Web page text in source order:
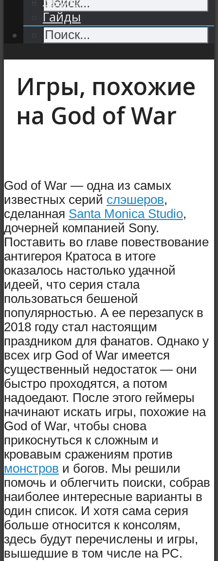
Гайды
Игры, похожие
на God of War
God of War — одна из самых
известных серий слэшеров,
сделанная Santa Monica Studio,
дочерней компанией Sony.
Поставить во главе повествование
антигероя Кратоса в итоге
оказалось настолько удачной
идеей, что серия стала
пользоваться бешеной
популярностью. А ее перезапуск в
2018 году стал настоящим
праздником для фанатов. Однако у
всех игр God of War имеется
существенный недостаток — они
быстро проходятся, а потом
надоедают. После этого геймеры
начинают искать игры, похожие на
God of War, чтобы снова
прикоснуться к сложным и
кровавым сражениям против
монстров и богов. Мы решили
помочь и облегчить поиски, собрав
наиболее интересные варианты в
один список. И хотя сама серия
больше относится к консолям,
здесь будут перечислены и игры,
вышедшие в том числе на PC.